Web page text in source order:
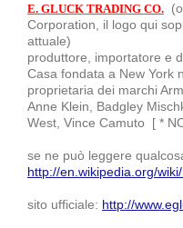
E. GLUCK TRADING CO.
Corporation, il logo qui
attuale)
produttore, importatore e
Casa fondata a New York
proprietaria dei marchi
Anne Klein, Badgley
West, Vince Camuto [ *
se ne può leggere
http://en.wikipedia.org/
sito ufficiale: http://